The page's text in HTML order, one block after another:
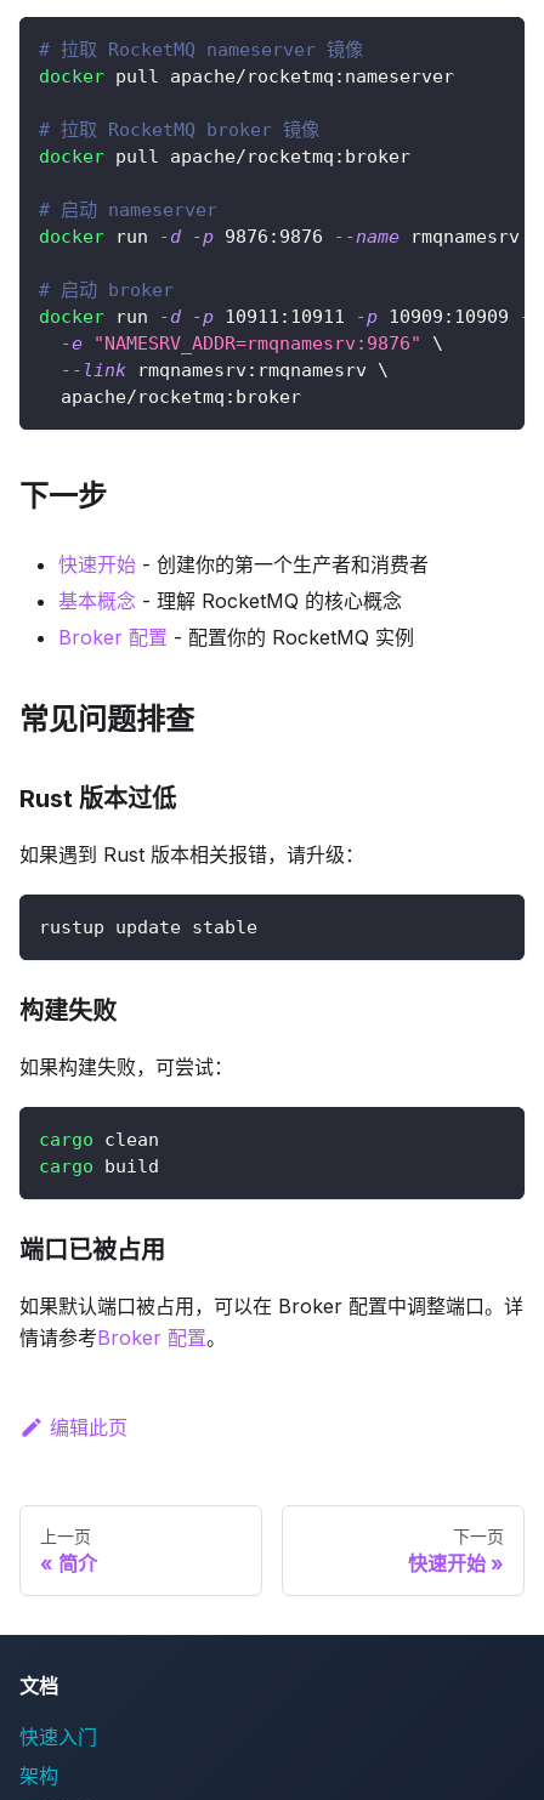
# 拉取 RocketMQ nameserver 镜像
docker pull apache/rocketmq:nameserver
# 拉取 RocketMQ broker 镜像
docker pull apache/rocketmq:broker
# 启动 nameserver
docker run -d -p 9876 :9876 --name rmqnamesrv
# 启动 broker
docker run -d -p 10911 :10911 -p 10909 :10909
--
-e
"NAMESRV_ADDR=rmqnamesrv:9876"
\
--link rmqnamesrv:rmqnamesrv \
  apache/rocketmq:broker
下一步
快速开始 - 创建你的第一个生产者和消费者
基本概念 - 理解 RocketMQ 的核心概念
Broker 配置 - 配置你的 RocketMQ 实例
常见问题排查
Rust 版本过低
如果遇到 Rust 版本相关报错，请升级：
rustup update stable
构建失败
如果构建失败，可尝试：
cargo clean
cargo build
端口已被占用
如果默认端口被占用，可以在 Broker 配置中调整端口。详
情请参考Broker 配置。
编辑此页
上一页
简介
下一页
快速开始
文档
快速入门
架构